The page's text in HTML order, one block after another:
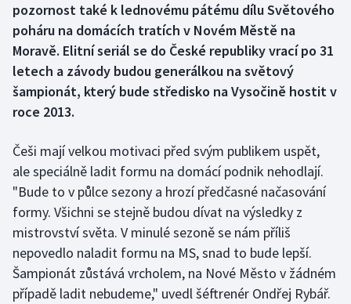
Curling
Dostihy
Florbal
Gymnastika
Házená
Jezdectví
pozornost také k lednovému pátému dílu Světového
poháru na domácích tratích v Novém Městě na
Moravě. Elitní seriál se do České republiky vrací po 31
letech a závody budou generálkou na světový
šampionát, který bude středisko na Vysočině hostit v
roce 2013.
Češi mají velkou motivaci před svým publikem uspět,
ale speciálně ladit formu na domácí podnik nehodlají.
"Bude to v půlce sezony a hrozí předčasné načasování
formy. Všichni se stejně budou dívat na výsledky z
mistrovství světa. V minulé sezoně se nám příliš
nepovedlo naladit formu na MS, snad to bude lepší.
Šampionát zůstává vrcholem, na Nové Město v žádném
případě ladit nebudeme," uvedl šéftrenér Ondřej Rybář.